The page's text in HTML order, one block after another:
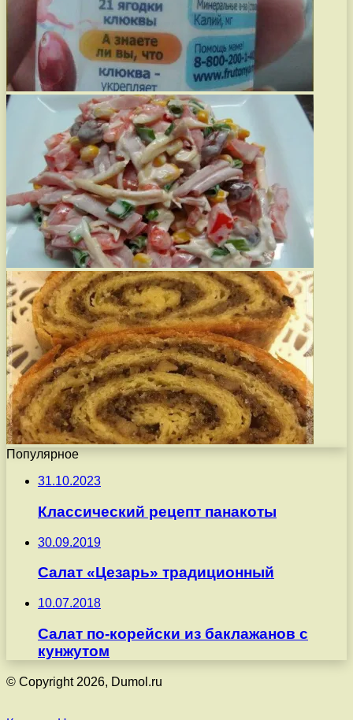
Популярное
31.10.2023
Классический рецепт панакоты
30.09.2019
Салат «Цезарь» традиционный
10.07.2018
Салат по-корейски из баклажанов с
кунжутом
© Copyright 2026, Dumol.ru